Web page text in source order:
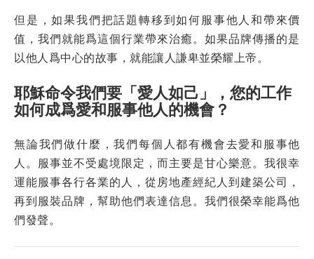
但是，如果我們把話題轉移到如何服事他人和帶來價
值，我們就能爲這個行業帶來治癒。如果品牌傳播的是
以他人爲中心的故事，就能讓人謙卑並榮耀上帝。
耶穌命令我們要「愛人如己」，您的工作
如何成爲愛和服事他人的機會？
無論我們做什麼，我們每個人都有機會去愛和服事他
人。服事並不受處境限定，而主要是甘心樂意。我很幸
運能服事各行各業的人，從房地產經紀人到建築公司，
再到服裝品牌，幫助他們表達信息。我們很榮幸能爲他
們發聲。